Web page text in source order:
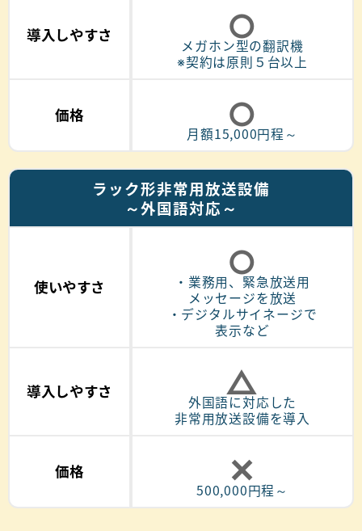
導入しやすさ ○
メガホン型の翻訳機
※契約は原則５台以上
価格 ○
月額15,000円程～
ラック形非常用放送設備
～外国語対応～
使いやすさ
○
・業務用、緊急放送用
メッセージを放送
・デジタルサイネージで
表示など
導入しやすさ △
外国語に対応した
非常用放送設備を導入
価格 ✕
500,000円程～